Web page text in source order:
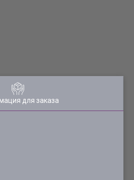
для заказа